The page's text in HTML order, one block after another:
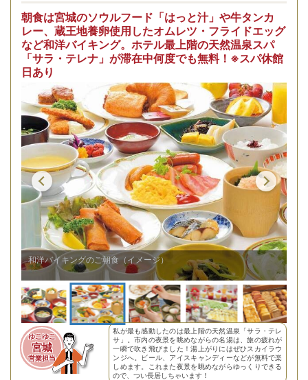
朝食は宮城のソウルフード「はっと汁」や牛タンカ
レー、蔵王地養卵使用したオムレツ・フライドエッグ
など和洋バイキング。ホテル最上階の天然温泉スパ
「サラ・テレナ」が滞在中何度でも無料！※スパ休館
日あり
和洋バイキングのご朝食（イメージ）
ゆこゆこ
宮城
営業担当
私が最も感動したのは最上階の天然温泉「サラ・テレ
サ」。市内の夜景を眺めながらの名湯は、旅の疲れが
一瞬で吹き飛びました！湯上がりにはぜひスカイラウ
ンジへ。ビール、アイスキャンディーなどが無料で楽
しめます。これまた夜景を眺めながらゆっくりできる
ので、つい長居しちゃいます！